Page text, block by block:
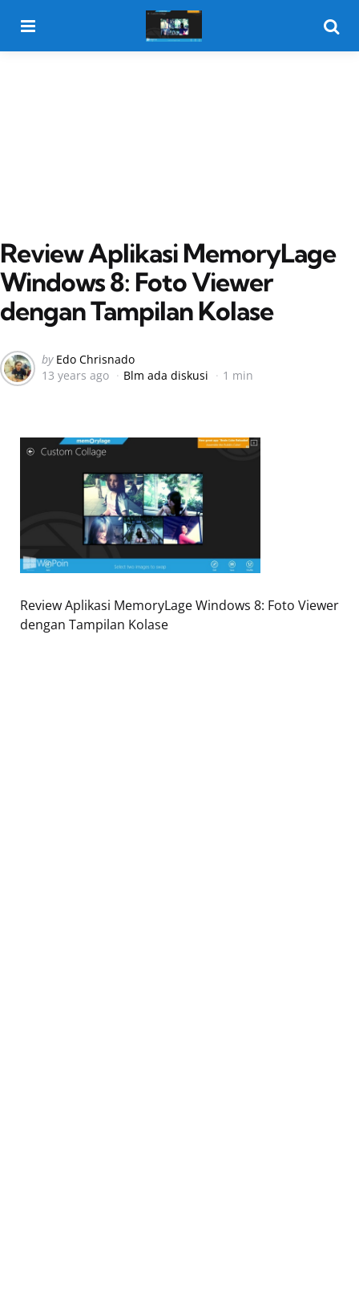
Review Aplikasi MemoryLage
Windows 8: Foto Viewer
dengan Tampilan Kolase
Posted
by
by Edo Chrisnado
13 years ago
Blm ada diskusi 1 min
Review Aplikasi MemoryLage Windows 8: Foto Viewer
dengan Tampilan Kolase